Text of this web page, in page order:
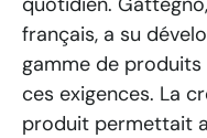
français, a su
gamme de
ces exigences. La
produit permettait